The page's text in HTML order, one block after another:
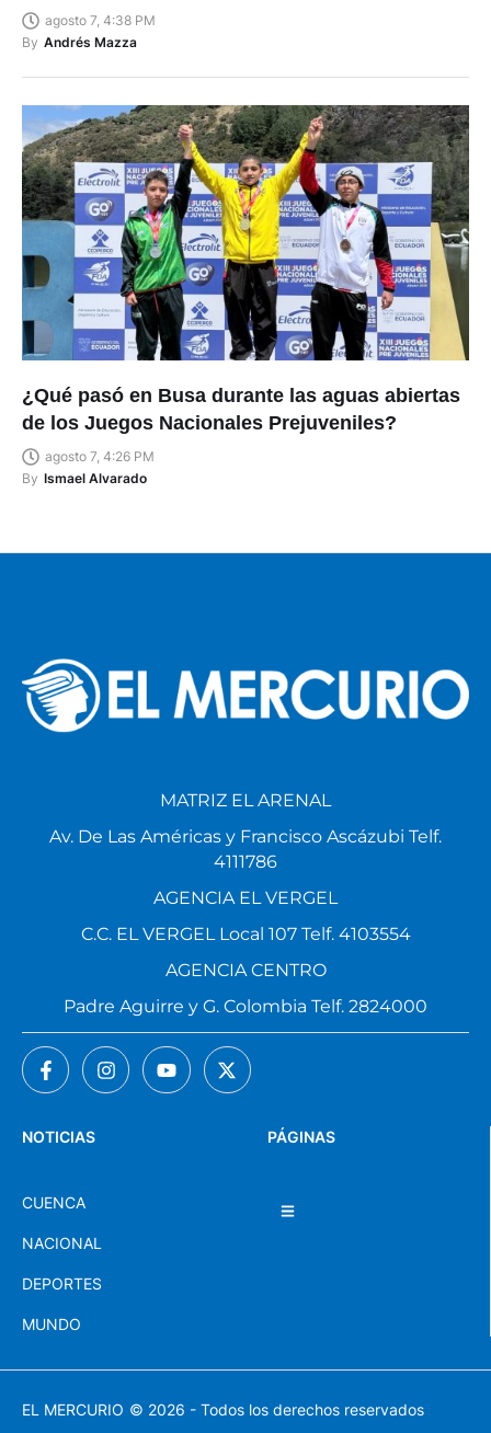
agosto 7, 4:38 PM
By Andrés Mazza
¿Qué pasó en Busa durante las aguas abiertas
de los Juegos Nacionales Prejuveniles?
agosto 7, 4:26 PM
By Ismael Alvarado
PÁGINAS
NOTICIAS
CUENCA
NACIONAL
DEPORTES
MUNDO
MATRIZ EL ARENAL
Av. De Las Américas y Francisco Ascázubi Telf.
4111786
AGENCIA EL VERGEL
C.C. EL VERGEL Local 107 Telf. 4103554
AGENCIA CENTRO
Padre Aguirre y G. Colombia Telf. 2824000
EL MERCURIO © 2026 - Todos los derechos reservados